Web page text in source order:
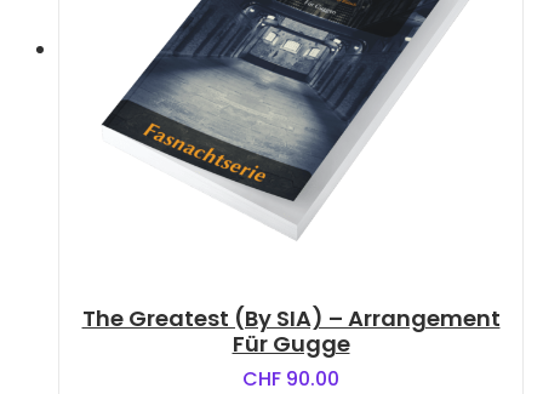
The Greatest (by SIA) – Arrangement
Für Gugge
CHF 90.00